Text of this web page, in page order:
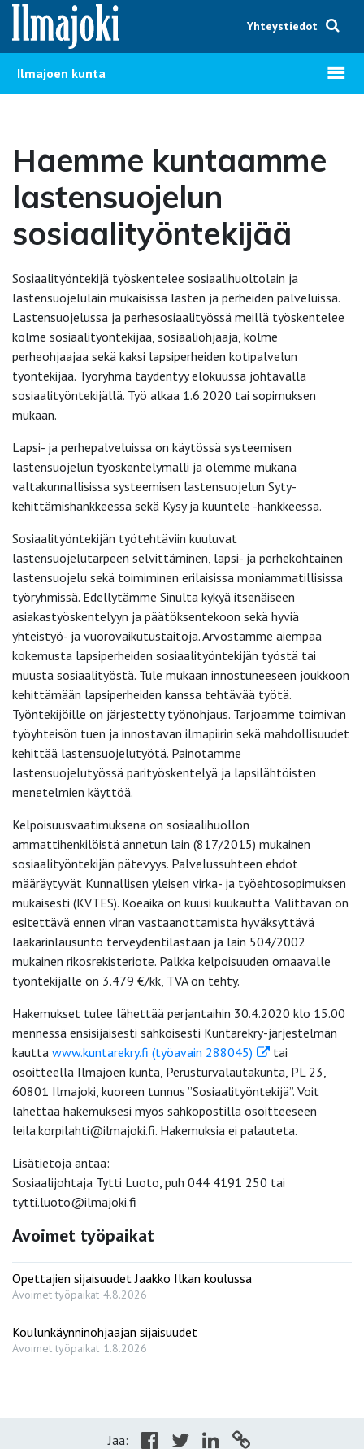
Hyppää sisältöön
Yhteystiedot
Ilmajoen kunta Avaa
Haemme kuntaamme
lastensuojelun
sosiaalityöntekijää
Sosiaalityöntekijä työskentelee sosiaalihuoltolain ja
lastensuojelulain mukaisissa lasten ja perheiden palveluissa.
Lastensuojelussa ja perhesosiaalityössä meillä työskentelee
kolme sosiaalityöntekijää, sosiaaliohjaaja, kolme
perheohjaajaa sekä kaksi lapsiperheiden kotipalvelun
työntekijää. Työryhmä täydentyy elokuussa johtavalla
sosiaalityöntekijällä. Työ alkaa 1.6.2020 tai sopimuksen
mukaan.
Lapsi- ja perhepalveluissa on käytössä systeemisen
lastensuojelun työskentelymalli ja olemme mukana
valtakunnallisissa systeemisen lastensuojelun Syty-
kehittämishankkeessa sekä Kysy ja kuuntele -hankkeessa.
Sosiaalityöntekijän työtehtäviin kuuluvat
lastensuojelutarpeen selvittäminen, lapsi- ja perhekohtainen
lastensuojelu sekä toimiminen erilaisissa moniammatillisissa
työryhmissä. Edellytämme Sinulta kykyä itsenäiseen
asiakastyöskentelyyn ja päätöksentekoon sekä hyviä
yhteistyö- ja vuorovaikutustaitoja. Arvostamme aiempaa
kokemusta lapsiperheiden sosiaalityöntekijän työstä tai
muusta sosiaalityöstä. Tule mukaan innostuneeseen joukkoon
kehittämään lapsiperheiden kanssa tehtävää työtä.
Työntekijöille on järjestetty työnohjaus. Tarjoamme toimivan
työyhteisön tuen ja innostavan ilmapiirin sekä mahdollisuudet
kehittää lastensuojelutyötä. Painotamme
lastensuojelutyössä parityöskentelyä ja lapsilähtöisten
menetelmien käyttöä.
Kelpoisuusvaatimuksena on sosiaalihuollon
ammattihenkilöistä annetun lain (817/2015) mukainen
sosiaalityöntekijän pätevyys. Palvelussuhteen ehdot
määräytyvät Kunnallisen yleisen virka- ja työehtosopimuksen
mukaisesti (KVTES). Koeaika on kuusi kuukautta. Valittavan on
esitettävä ennen viran vastaanottamista hyväksyttävä
lääkärinlausunto terveydentilastaan ja lain 504/2002
mukainen rikosrekisteriote. Palkka kelpoisuuden omaavalle
työntekijälle on 3.479 €/kk, TVA on tehty.
Hakemukset tulee lähettää perjantaihin 30.4.2020 klo 15.00
mennessä ensisijaisesti sähköisesti Kuntarekry-järjestelmän
kautta www.kuntarekry.fi (työavain 288045)
tai
osoitteella Ilmajoen kunta, Perusturvalautakunta, PL 23,
60801 Ilmajoki, kuoreen tunnus ”Sosiaalityöntekijä”. Voit
lähettää hakemuksesi myös sähköpostilla osoitteeseen
leila.korpilahti@ilmajoki.fi. Hakemuksia ei palauteta.
Lisätietoja antaa:
Sosiaalijohtaja Tytti Luoto, puh 044 4191 250 tai
tytti.luoto@ilmajoki.fi
Avoimet työpaikat
Opettajien sijaisuudet Jaakko Ilkan koulussa
Avoimet työpaikat 4.8.2026
Koulunkäynninohjaajan sijaisuudet
Avoimet työpaikat 1.8.2026
Jaa: